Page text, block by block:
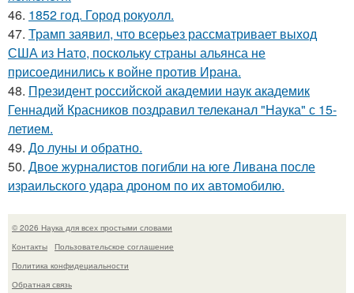
46. 1852 год. Город рокуолл.
47. Трамп заявил, что всерьез рассматривает выход
США из Нато, поскольку страны альянса не
присоединились к войне против Ирана.
48. Президент российской академии наук академик
Геннадий Красников поздравил телеканал "Наука" с 15-
летием.
49. До луны и обратно.
50. Двое журналистов погибли на юге Ливана после
израильского удара дроном по их автомобилю.
© 2026 Наука для всех простыми словами
Контакты
Пользовательское соглашение
Политика конфидециальности
Обратная связь